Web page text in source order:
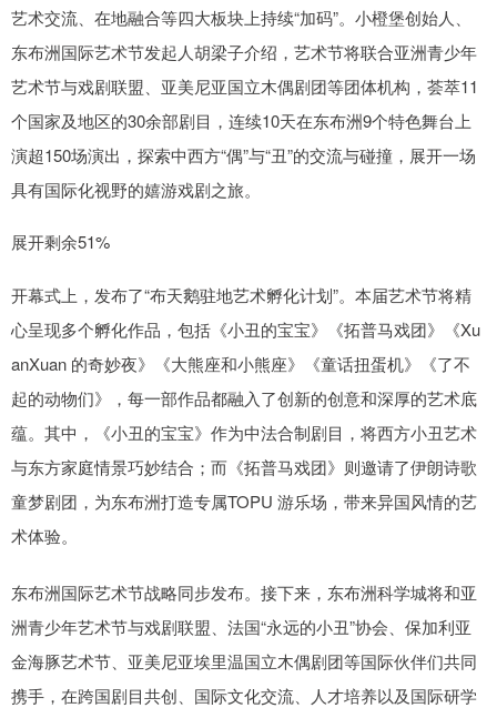
艺术交流、在地融合等四大板块上持续“加码”。小橙堡创始人、
东布洲国际艺术节发起人胡梁子介绍，艺术节将联合亚洲青少年
艺术节与戏剧联盟、亚美尼亚国立木偶剧团等团体机构，荟萃11
个国家及地区的30余部剧目，连续10天在东布洲9个特色舞台上
演超150场演出，探索中西方“偶”与“丑”的交流与碰撞，展开一场
具有国际化视野的嬉游戏剧之旅。
展开剩余51%
开幕式上，发布了“布天鹅驻地艺术孵化计划”。本届艺术节将精
心呈现多个孵化作品，包括《小丑的宝宝》《拓普马戏团》《Xu
anXuan 的奇妙夜》《大熊座和小熊座》《童话扭蛋机》《了不
起的动物们》，每一部作品都融入了创新的创意和深厚的艺术底
蕴。其中，《小丑的宝宝》作为中法合制剧目，将西方小丑艺术
与东方家庭情景巧妙结合；而《拓普马戏团》则邀请了伊朗诗歌
童梦剧团，为东布洲打造专属TOPU 游乐场，带来异国风情的艺
术体验。
东布洲国际艺术节战略同步发布。接下来，东布洲科学城将和亚
洲青少年艺术节与戏剧联盟、法国“永远的小丑”协会、保加利亚
金海豚艺术节、亚美尼亚埃里温国立木偶剧团等国际伙伴们共同
携手，在跨国剧目共创、国际文化交流、人才培养以及国际研学